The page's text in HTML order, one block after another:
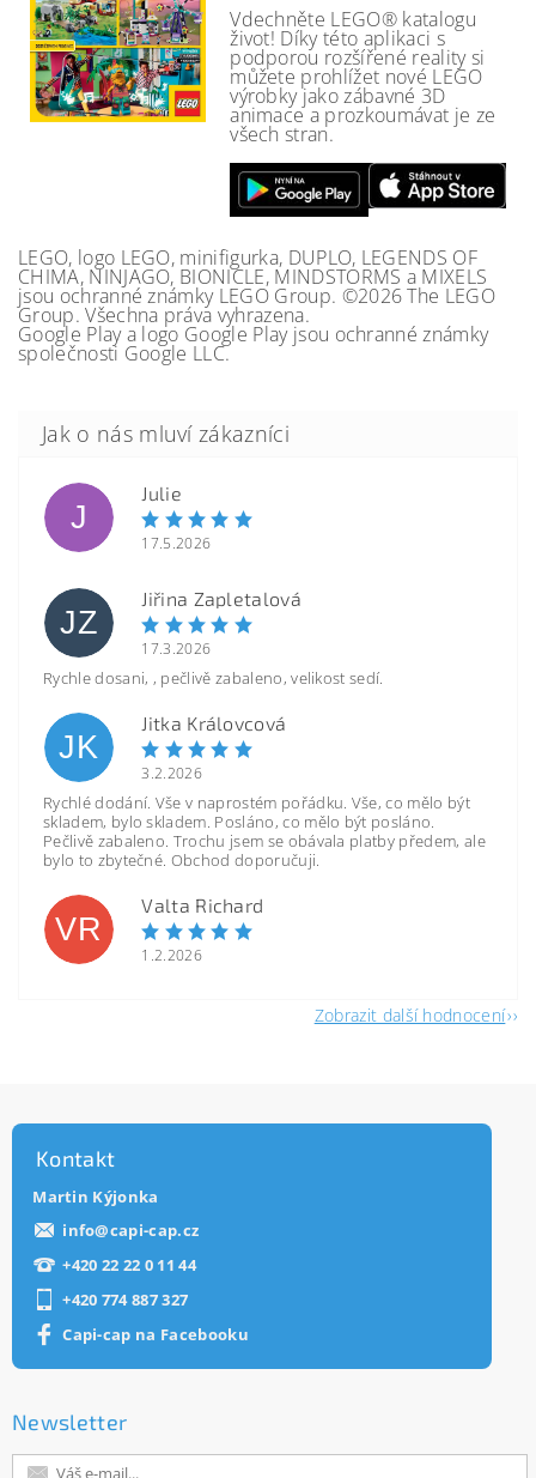
Vdechněte LEGO® katalogu
život! Díky této aplikaci s
podporou rozšířené reality si
můžete prohlížet nové LEGO
výrobky jako zábavné 3D
animace a prozkoumávat je ze
všech stran.
LEGO, logo LEGO, minifigurka, DUPLO, LEGENDS OF
CHIMA, NINJAGO, BIONICLE, MINDSTORMS a MIXELS
jsou ochranné známky LEGO Group. ©2026 The LEGO
Group. Všechna práva vyhrazena.
Google Play a logo Google Play jsou ochranné známky
společnosti Google LLC.
J
Julie
17.5.2026
JZ
Jiřina Zapletalová
17.3.2026
Rychle dosani, , pečlivě zabaleno, velikost sedí.
JK
Jitka Královcová
3.2.2026
Rychlé dodání. Vše v naprostém pořádku. Vše, co mělo být
skladem, bylo skladem. Posláno, co mělo být posláno.
Pečlivě zabaleno. Trochu jsem se obávala platby předem, ale
bylo to zbytečné. Obchod doporučuji.
VR
Valta Richard
1.2.2026
Zobrazit další hodnocení
Kontakt
Martin Kýjonka
info@capi-cap.cz
+420 22 22 0 11 44
+420 774 887 327
Capi-cap na Facebooku
Newsletter